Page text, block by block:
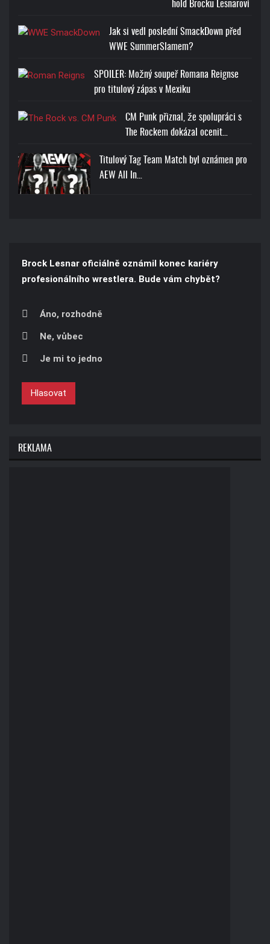
hold Brocku Lesnarovi
Jak si vedl poslední SmackDown před
WWE SummerSlamem?
SPOILER: Možný soupeř Romana Reignse
pro titulový zápas v Mexiku
CM Punk přiznal, že spolupráci s
The Rockem dokázal ocenit…
Titulový Tag Team Match byl oznámen pro
AEW All In…
Brock Lesnar oficiálně oznámil konec kariéry
profesionálního wrestlera. Bude vám chybět?
Áno, rozhodně
Ne, vůbec
Je mi to jedno
Hlasovat
REKLAMA